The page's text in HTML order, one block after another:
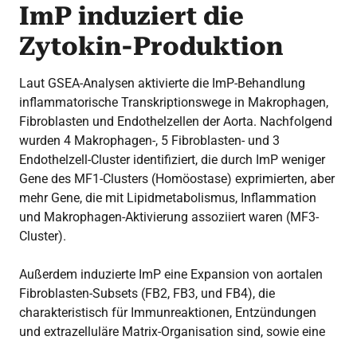
ImP induziert die
Zytokin-Produktion
Laut GSEA-Analysen aktivierte die ImP-Behandlung
inflammatorische Transkriptionswege in Makrophagen,
Fibroblasten und Endothelzellen der Aorta. Nachfolgend
wurden 4 Makrophagen-, 5 Fibroblasten- und 3
Endothelzell-Cluster identifiziert, die durch ImP weniger
Gene des MF1-Clusters (Homöostase) exprimierten, aber
mehr Gene, die mit Lipidmetabolismus, Inflammation
und Makrophagen-Aktivierung assoziiert waren (MF3-
Cluster).
Außerdem induzierte ImP eine Expansion von aortalen
Fibroblasten-Subsets (FB2, FB3, und FB4), die
charakteristisch für Immunreaktionen, Entzündungen
und extrazelluläre Matrix-Organisation sind, sowie eine